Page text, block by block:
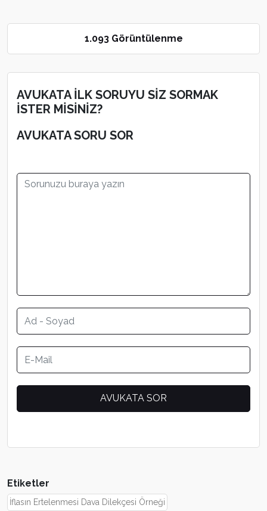
1.093 Görüntülenme
AVUKATA İLK SORUYU SİZ SORMAK
İSTER MİSİNİZ?
AVUKATA SORU SOR
Etiketler
İflasın Ertelenmesi Dava Dilekçesi Örneği